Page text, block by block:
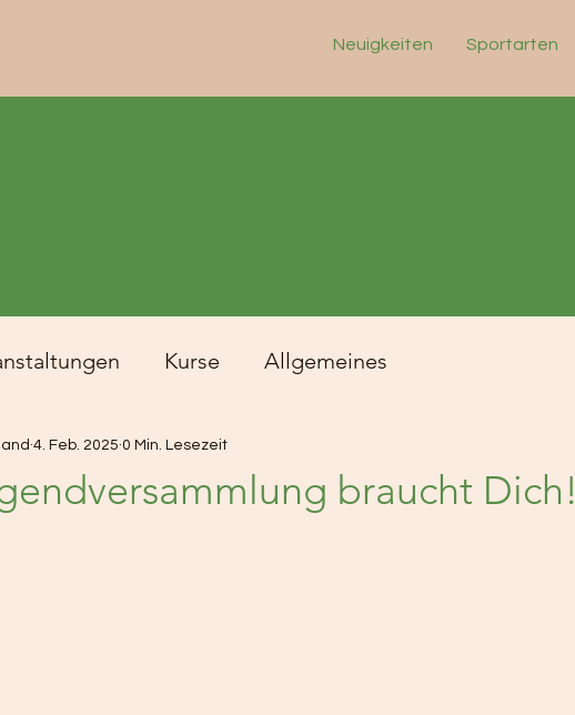
Neuigkeiten Sportarten
Kurse Allgemeines
braucht Dich!
4. Feb. 2025 0 Min. Lesezeit